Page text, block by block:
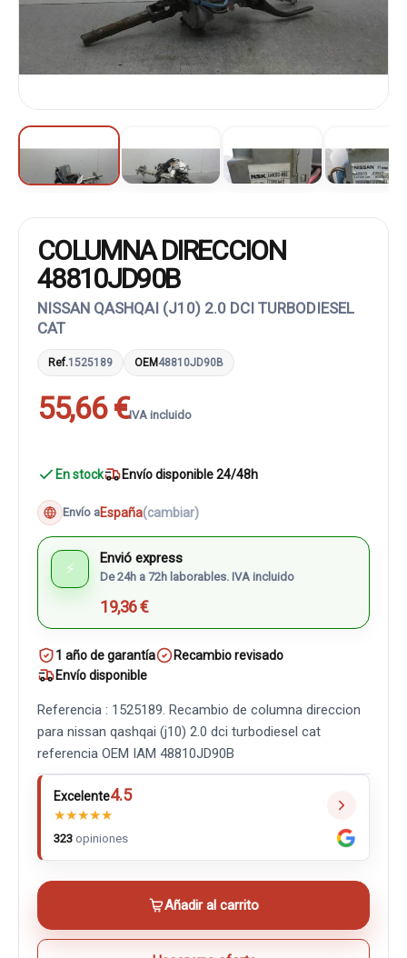
COLUMNA DIRECCION
48810JD90B
NISSAN QASHQAI (J10) 2.0 DCI TURBODIESEL
CAT
Ref.1525189 OEM48810JD90B
55,66 €IVA incluido
En stock Envío disponible 24/48h
Envío aEspaña(cambiar)
⚡
Envió express
De 24h a 72h laborables. IVA incluido
19,36 €
1 año de garantía
Recambio revisado
Envío disponible
Referencia : 1525189. Recambio de columna direccion
para nissan qashqai (j10) 2.0 dci turbodiesel cat
referencia OEM IAM 48810JD90B
Excelente4.5
★★★★★
323 opiniones
Añadir al carrito